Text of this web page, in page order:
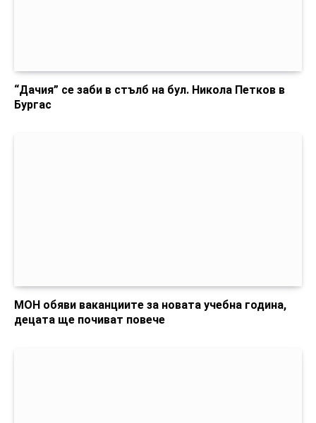
“Дачия” се заби в стълб на бул. Никола Петков в
Бургас
МОН обяви ваканциите за новата учебна година,
децата ще почиват повече